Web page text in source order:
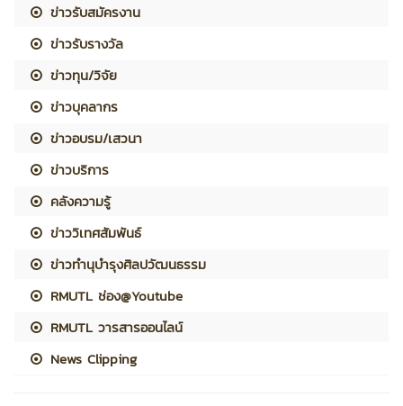
ข่าวรับสมัครงาน
ข่าวรับรางวัล
ข่าวทุน/วิจัย
ข่าวบุคลากร
ข่าวอบรม/เสวนา
ข่าวบริการ
คลังความรู้
ข่าววิเทศสัมพันธ์
ข่าวทำนุบำรุงศิลปวัฒนธรรม
RMUTL ช่อง@Youtube
RMUTL วารสารออนไลน์
News Clipping